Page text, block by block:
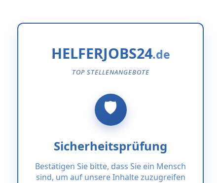
HELFERJOBS24
TOP STELLENANGEBOTE
Sicherheitsprüfung
Bestätigen Sie bitte, dass Sie ein Mensch
sind, um auf unsere Inhalte zuzugreifen